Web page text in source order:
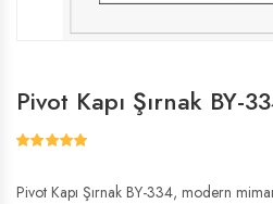
Pivot Kapı Şırnak BY-
Pivot Kapı Şırnak BY-334, modern